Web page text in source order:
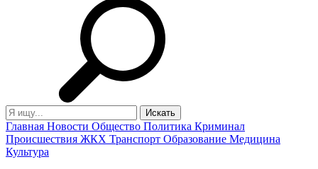
Главная Новости Общество Политика Криминал
Происшествия ЖКХ Транспорт Образование Медицина
Культура